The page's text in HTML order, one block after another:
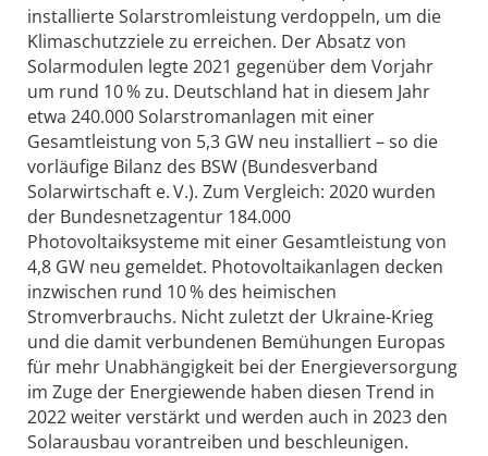
installierte Solarstromleistung verdoppeln, um die
Klimaschutzziele zu erreichen. Der Absatz von
Solarmodulen legte 2021 gegenüber dem Vorjahr
um rund 10 % zu. Deutschland hat in diesem Jahr
etwa 240.000 Solarstromanlagen mit einer
Gesamtleistung von 5,3 GW neu installiert – so die
vorläufige Bilanz des BSW (Bundesverband
Solarwirtschaft e. V.). Zum Vergleich: 2020 wurden
der Bundesnetzagentur 184.000
Photovoltaiksysteme mit einer Gesamtleistung von
4,8 GW neu gemeldet. Photovoltaikanlagen decken
inzwischen rund 10 % des heimischen
Stromverbrauchs. Nicht zuletzt der Ukraine-Krieg
und die damit verbundenen Bemühungen Europas
für mehr Unabhängigkeit bei der Energieversorgung
im Zuge der Energiewende haben diesen Trend in
2022 weiter verstärkt und werden auch in 2023 den
Solarausbau vorantreiben und beschleunigen.